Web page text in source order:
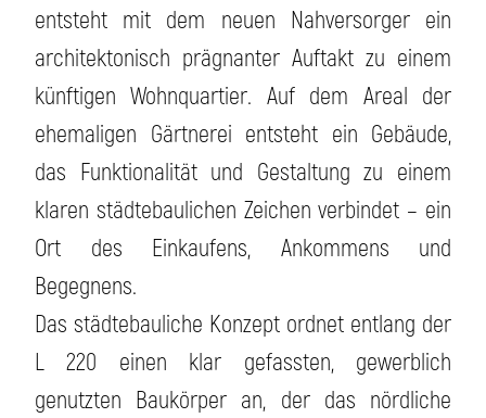
entsteht mit dem neuen Nahversorger ein
architektonisch prägnanter Auftakt zu einem
künftigen Wohnquartier. Auf dem Areal der
ehemaligen Gärtnerei entsteht ein Gebäude,
das Funktionalität und Gestaltung zu einem
klaren städtebaulichen Zeichen verbindet – ein
Ort des Einkaufens, Ankommens und
Begegnens.
Das städtebauliche Konzept ordnet entlang der
L 220 einen klar gefassten, gewerblich
genutzten Baukörper an, der das nördliche